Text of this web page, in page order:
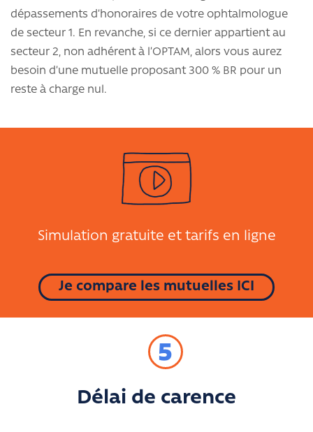
dépassements d’honoraires de votre ophtalmologue
de secteur 1. En revanche, si ce dernier appartient au
secteur 2, non adhérent à l’OPTAM, alors vous aurez
besoin d’une mutuelle proposant 300 % BR pour un
reste à charge nul.
Simulation gratuite et tarifs en ligne
Je compare les mutuelles ICI
5
Délai de carence